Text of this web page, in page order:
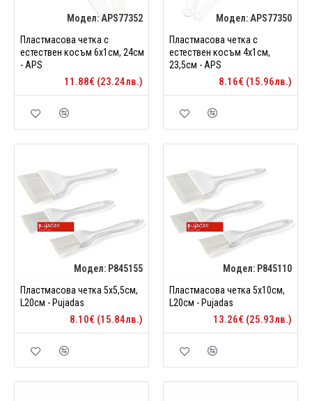
Модел:APS77352
Пластмасова четка с
естествен косъм 6х1см, 24см
- APS
11.88€ (23.24лв.)
Модел: APS77350
Пластмасова четка с
естествен косъм 4х1см,
23,5см - APS
8.16€ (15.96лв.)
Модел: P845155
Пластмасова четка 5х5,5см,
L20см - Pujadas
8.10€ (15.84лв.)
Модел: P845110
Пластмасова четка 5х10см,
L20см - Pujadas
13.26€ (25.93лв.)